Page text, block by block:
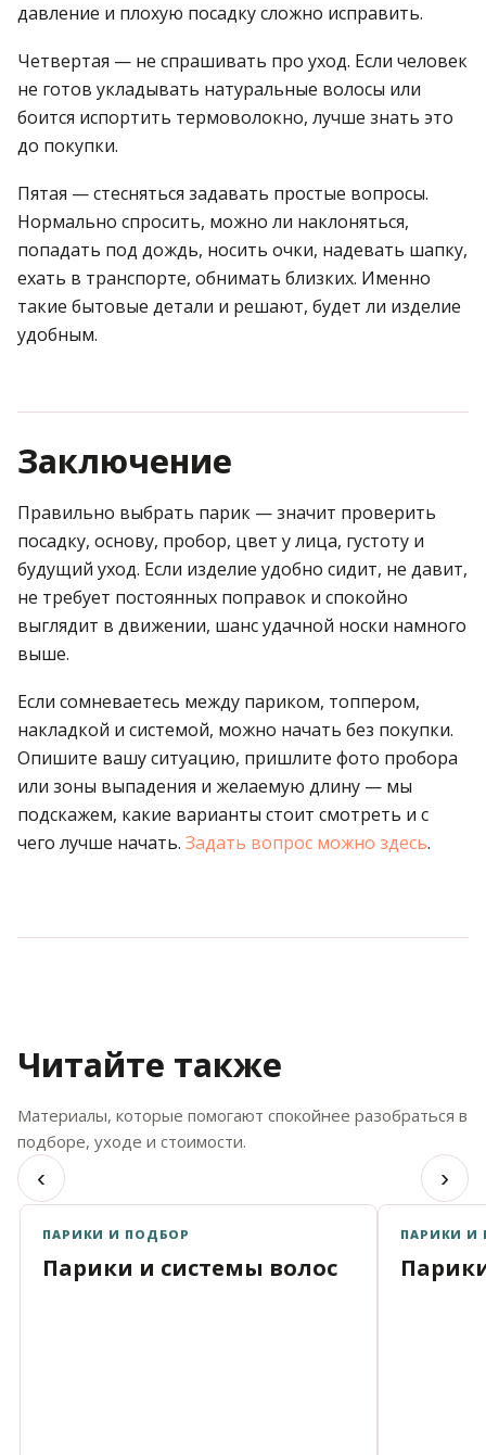
давление и плохую посадку сложно исправить.
Четвертая — не спрашивать про уход. Если человек
не готов укладывать натуральные волосы или
боится испортить термоволокно, лучше знать это
до покупки.
Пятая — стесняться задавать простые вопросы.
Нормально спросить, можно ли наклоняться,
попадать под дождь, носить очки, надевать шапку,
ехать в транспорте, обнимать близких. Именно
такие бытовые детали и решают, будет ли изделие
удобным.
Заключение
Правильно выбрать парик — значит проверить
посадку, основу, пробор, цвет у лица, густоту и
будущий уход. Если изделие удобно сидит, не давит,
не требует постоянных поправок и спокойно
выглядит в движении, шанс удачной носки намного
выше.
Если сомневаетесь между париком, топпером,
накладкой и системой, можно начать без покупки.
Опишите вашу ситуацию, пришлите фото пробора
или зоны выпадения и желаемую длину — мы
подскажем, какие варианты стоит смотреть и с
чего лучше начать. Задать вопрос можно здесь.
Читайте также
Материалы, которые помогают спокойнее разобраться в
подборе, уходе и стоимости.
‹ ›
ПАРИКИ И ПОДБОР
Парики и системы волос
ПАРИКИ И